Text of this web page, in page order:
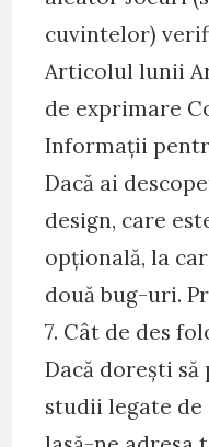
cuvintelor)
Articolul lunii
de exprimare
Informații
Dacă ai
design, care
opțională, la
două bug-uri.
7. Cât de des
Dacă dorești
studii legate de